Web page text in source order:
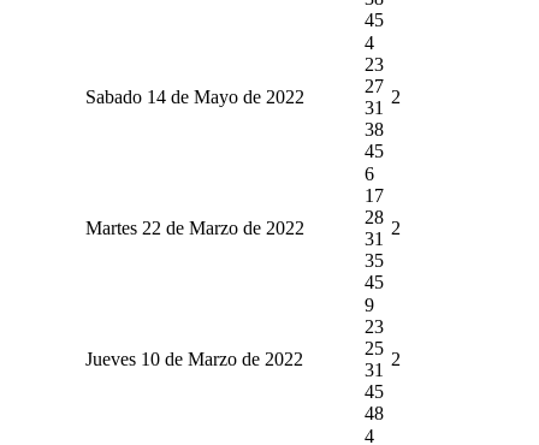
45
Sabado 14 de Mayo de 2022
4
23
27
31
38
45
2
Martes 22 de Marzo de 2022
6
17
28
31
35
45
2
Jueves 10 de Marzo de 2022
9
23
25
31
45
48
2
4